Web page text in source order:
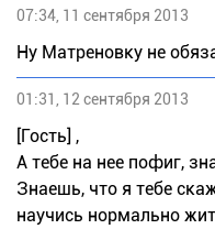
07:34, 11 сентября 2013
Ну Матреновку не
01:31, 12 сентября 2013
[Гость] ,
А тебе на нее пофиг,
Знаешь, что я тебе
научись нормально